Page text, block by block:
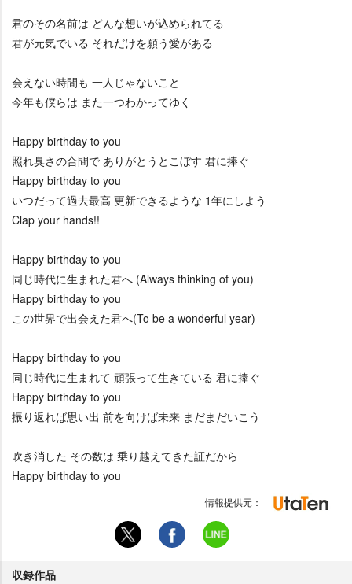
君のその名前は どんな想いが込められてる
君が元気でいる それだけを願う愛がある
会えない時間も 一人じゃないこと
今年も僕らは また一つわかってゆく
Happy birthday to you
照れ臭さの合間で ありがとうとこぼす 君に捧ぐ
Happy birthday to you
いつだって過去最高 更新できるような 1年にしよう
Clap your hands!!
Happy birthday to you
同じ時代に生まれた君へ (Always thinking of you)
Happy birthday to you
この世界で出会えた君へ(To be a wonderful year)
Happy birthday to you
同じ時代に生まれて 頑張って生きている 君に捧ぐ
Happy birthday to you
振り返れば思い出 前を向けば未来 まだまだいこう
吹き消した その数は 乗り越えてきた証だから
Happy birthday to you
情報提供元：
収録作品